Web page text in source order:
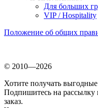
Для больших
VIP / Hospitality
Положение об общих
© 2010—2026
Хотите получать
Подпишитесь на
заказ.